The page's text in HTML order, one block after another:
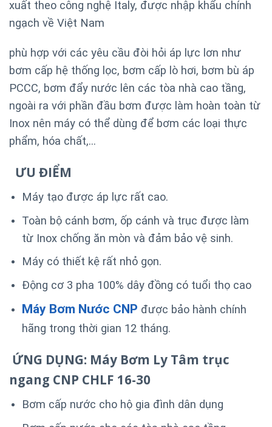
xuất theo công nghệ Italy, được nhập khẩu chính
ngạch về Việt Nam
phù hợp với các yêu cầu đòi hỏi áp lực lơn như
bơm cấp hệ thống lọc, bơm cấp lò hơi, bơm bù áp
PCCC, bơm đẩy nước lên các tòa nhà cao tầng,
ngoài ra với phần đầu bơm được làm hoàn toàn từ
Inox nên máy có thể dùng để bơm các loại thực
phẩm, hóa chất,…
ƯU ĐIỂM
Máy tạo được áp lực rất cao.
Toàn bộ cánh bơm, ốp cánh và trục được làm
từ Inox chống ăn mòn và đảm bảo vệ sinh.
Máy có thiết kệ rất nhỏ gọn.
Động cơ 3 pha 100% dây đồng có tuổi thọ cao
Máy Bơm Nước CNP được bảo hành chính
hãng trong thời gian 12 tháng.
ỨNG DỤNG: Máy Bơm Ly Tâm trục
ngang CNP CHLF 16-30
Bơm cấp nước cho hộ gia đình dân dụng